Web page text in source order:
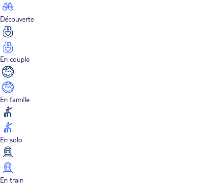
Découverte
En couple
En famille
En solo
En train